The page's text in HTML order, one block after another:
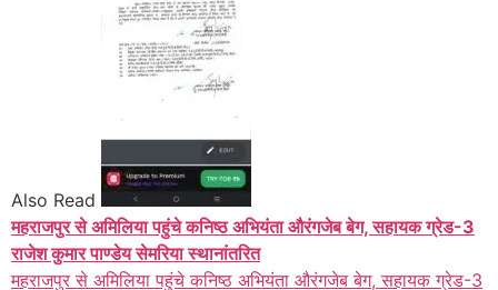
Also Read
महराजपुर से अमिलिया पहुंचे कनिष्ठ अभियंता औरंगजेब बेग, सहायक ग्रेड-3
राजेश कुमार पाण्डेय सेमरिया स्थानांतरित
महराजपुर से अमिलिया पहुंचे कनिष्ठ अभियंता औरंगजेब बेग, सहायक ग्रेड-3